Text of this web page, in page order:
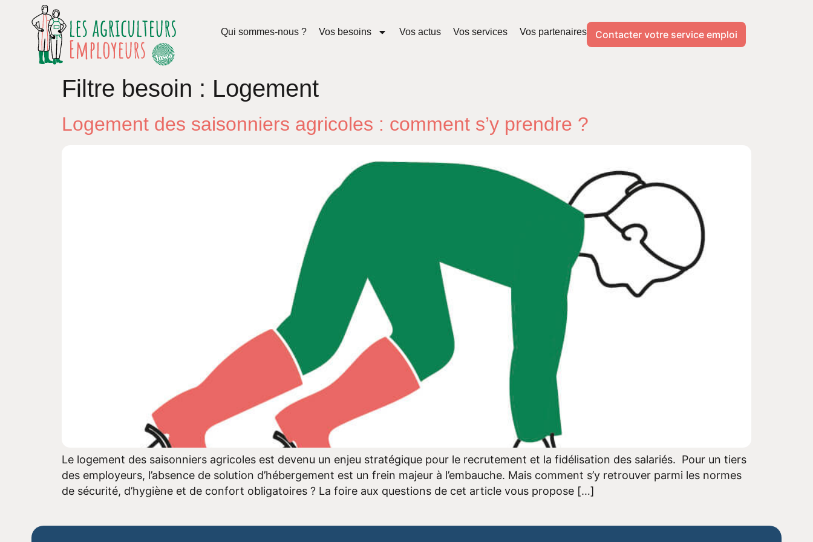
Qui sommes-nous ? Vos besoins Vos actus Vos services Vos partenaires Contacter votre service emploi
Filtre besoin : Logement
Logement des saisonniers agricoles : comment s’y prendre ?
Le logement des saisonniers agricoles est devenu un enjeu stratégique pour le recrutement et la fidélisation des salariés. Pour un tiers
des employeurs, l’absence de solution d’hébergement est un frein majeur à l’embauche. Mais comment s’y retrouver parmi les normes
de sécurité, d’hygiène et de confort obligatoires ? La foire aux questions de cet article vous propose […]